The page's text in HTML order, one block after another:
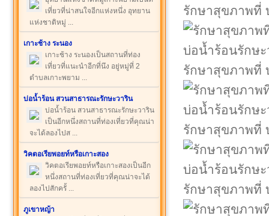
เที่ยวที่น่าสนใจอีกแห่งหนึ่ง อุทยาน
แห่งชาติหมู่ ...
เกาะช้าง ระนอง
เกาะช้าง ระนองเป็นสถานที่ท่อง
เที่ยวที่แนะนำอีกที่นึง อยู่หมู่ที่ 2
ตำบลเกาะพยาม ...
บ่อน้ำร้อน สวนสาธารณะรักษะวาริน
บ่อน้ำร้อน สวนสาธารณะรักษะวาริน
เป็นอีกหนึ่งสถานที่ท่องเที่ยวที่คุณน่า
จะได้ลองไปส ...
วิคตอเรียพอยท์หรือเกาะสอง
วิคตอเรียพอยท์หรือเกาะสองเป็นอีก
หนึ่งสถานที่ท่องเที่ยวที่คุณน่าจะได้
ลองไปสักครั้ ...
ภูเขาหญ้า
รักษาสุขภาพที่
รักษาสุขภาพที่
รักษาสุขภาพที่
รักษาสุขภาพที่